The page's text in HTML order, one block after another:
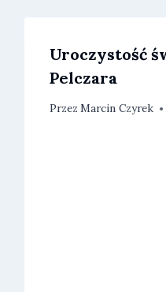
Uroczystość
Pelczara
Przez Marcin Czyrek